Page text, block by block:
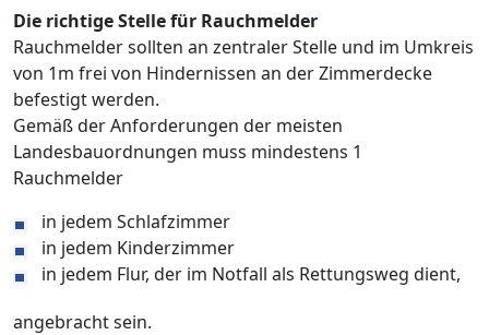
Die richtige Stelle für Rauchmelder
Rauchmelder sollten an zentraler Stelle und im Umkreis
von 1m frei von Hindernissen an der Zimmerdecke
befestigt werden.
Gemäß der Anforderungen der meisten
Landesbauordnungen muss mindestens 1
Rauchmelder
in jedem Schlafzimmer
in jedem Kinderzimmer
in jedem Flur, der im Notfall als Rettungsweg dient,
angebracht sein.